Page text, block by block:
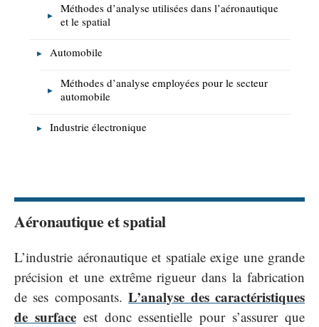
Méthodes d’analyse utilisées dans l’aéronautique
et le spatial
Automobile
Méthodes d’analyse employées pour le secteur
automobile
Industrie électronique
Aéronautique et spatial
L’industrie aéronautique et spatiale exige une grande
précision et une extrême rigueur dans la fabrication
de ses composants.L’analyse des caractéristiques
de surfaceest donc essentielle pour s’assurer que